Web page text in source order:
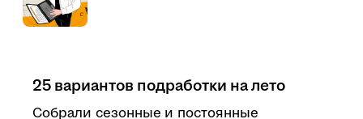
25 вариантов подработки на лето
Собрали сезонные и постоянные